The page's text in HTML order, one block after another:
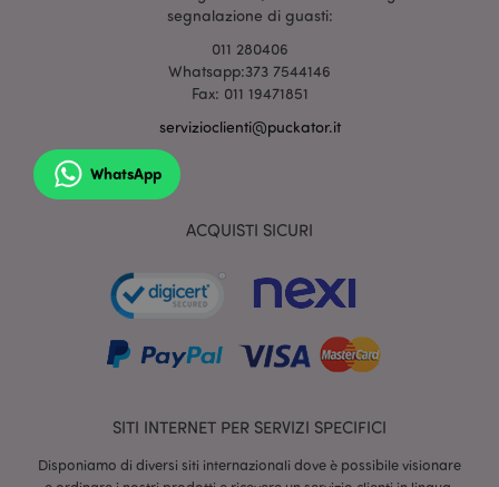
segnalazione di guasti:
011 280406
Whatsapp:373 7544146
Fax: 011 19471851
servizioclienti@puckator.it
WhatsApp
ACQUISTI SICURI
SITI INTERNET PER SERVIZI SPECIFICI
Disponiamo di diversi siti internazionali dove è possibile visionare
mage-cache-sessid
section_data_ids
Adobe Inc.